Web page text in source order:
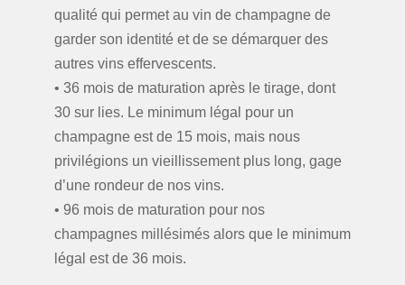
qualité qui permet au vin de champagne de
garder son identité et de se démarquer des
autres vins effervescents.
• 36 mois de maturation après le tirage, dont
30 sur lies. Le minimum légal pour un
champagne est de 15 mois, mais nous
privilégions un vieillissement plus long, gage
d’une rondeur de nos vins.
• 96 mois de maturation pour nos
champagnes millésimés alors que le minimum
légal est de 36 mois.